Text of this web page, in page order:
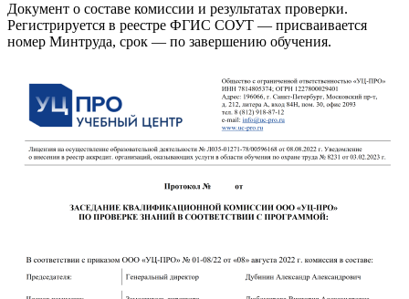
Документ о составе комиссии и результатах проверки.
Регистрируется в реестре ФГИС СОУТ — присваивается
номер Минтруда, срок — по завершению обучения.